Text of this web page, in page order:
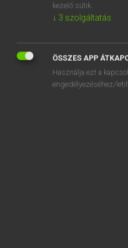
ONLINE
kezelő sütik.
↓ 3 szolgáltatás
ÖSSZES APP
Használja ezt a
engedélyezéséhez/